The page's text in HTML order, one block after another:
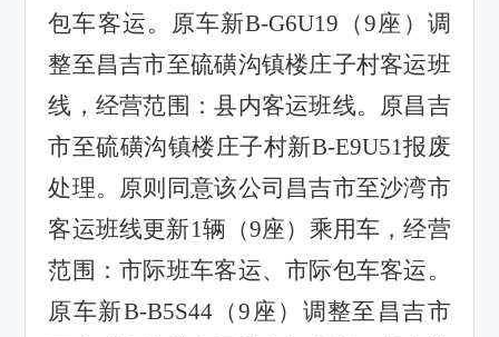
包车客运。原车新B-G6U19 （9座）调
整至昌吉市至硫磺沟镇楼庄子村客运班
线，经营范围：县内客运班线。原昌吉
市至硫磺沟镇楼庄子村新B-E9U51报废
处理。原则同意该公司昌吉市至沙湾市
客运班线更新1辆（9座）乘用车，经营
范围：市际班车客运、市际包车客运。
原车新B-B5S44（9 座）调整至昌吉市